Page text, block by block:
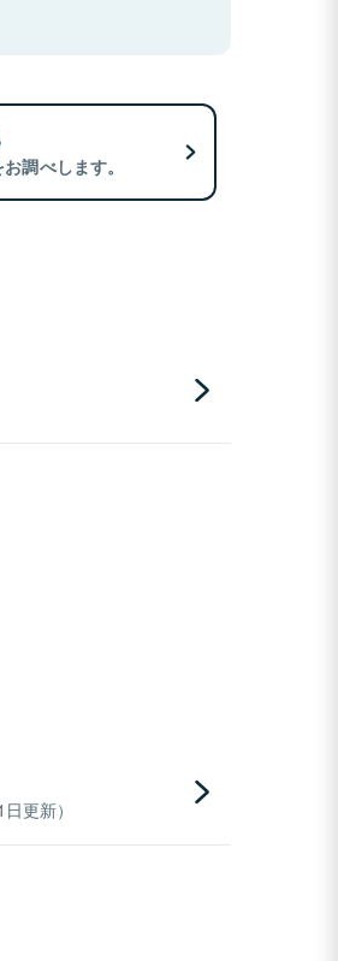
調べします。
更新）